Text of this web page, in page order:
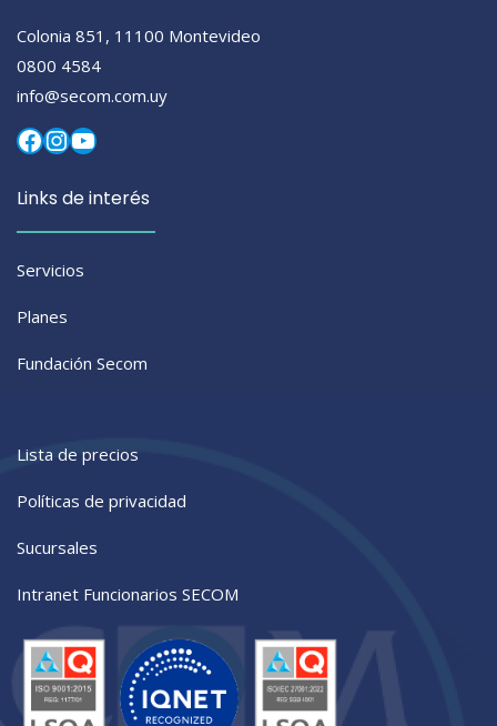
Colonia 851, 11100 Montevideo
0800 4584
info@secom.com.uy
Facebook
Instagram
YouTube
Links de interés
Servicios
Planes
Fundación Secom
Lista de precios
Políticas de privacidad
Sucursales
Intranet Funcionarios SECOM